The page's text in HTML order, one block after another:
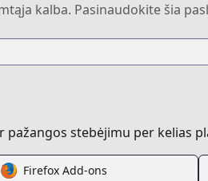
kalba. Pasinaudokite šia
stebėjimu per kelias
Firefox Add-ons